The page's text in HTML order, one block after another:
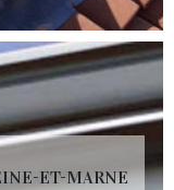
ET-MARNE